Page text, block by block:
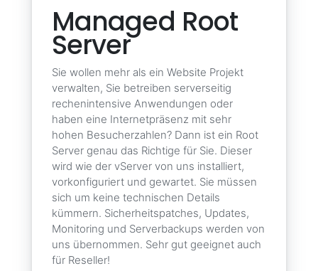
Managed Root
Server
Sie wollen mehr als ein Website Projekt
verwalten, Sie betreiben serverseitig
rechenintensive Anwendungen oder
haben eine Internetpräsenz mit sehr
hohen Besucherzahlen? Dann ist ein Root
Server genau das Richtige für Sie. Dieser
wird wie der vServer von uns installiert,
vorkonfiguriert und gewartet. Sie müssen
sich um keine technischen Details
kümmern. Sicherheitspatches, Updates,
Monitoring und Serverbackups werden von
uns übernommen. Sehr gut geeignet auch
für Reseller!